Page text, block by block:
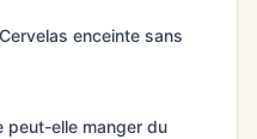
enceinte sans
peut-elle manger du